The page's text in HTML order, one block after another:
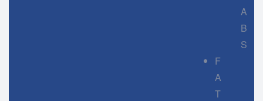
A
B
S
F
A
T